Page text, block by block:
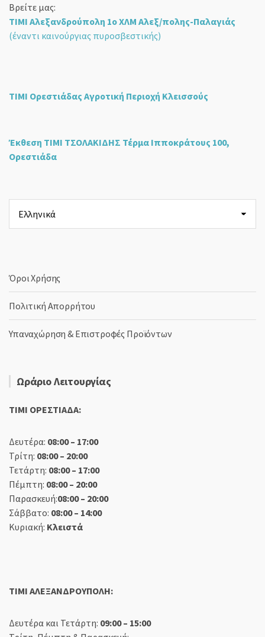
Βρείτε μας:
ΤΙΜΙ Αλεξανδρούπολη 1ο ΧΛΜ Αλεξ/πολης-Παλαγιάς
(έναντι καινούργιας πυροσβεστικής)
ΤΙΜΙ Ορεστιάδας Αγροτική Περιοχή Κλεισσούς
Έκθεση ΤΙΜΙ ΤΣΟΛΑΚΙΔΗΣ Τέρμα Ιπποκράτους 100,
Ορεστιάδα
μια
γλώσσα
Όροι Χρήσης
Πολιτική Απορρήτου
Υπαναχώρηση & Επιστροφές Προϊόντων
Ωράριο Λειτουργίας
TIMI ΟΡΕΣΤΙΑΔΑ:
Δευτέρα: 08:00 – 17:00
Τρίτη: 08:00 – 20:00
Τετάρτη: 08:00 – 17:00
Πέμπτη: 08:00 – 20:00
Παρασκευή:08:00 – 20:00
Σάββατο: 08:00 – 14:00
Κυριακή: Κλειστά
TIMI ΑΛΕΞΑΝΔΡΟΥΠΟΛΗ:
Δευτέρα και Τετάρτη: 09:00 – 15:00